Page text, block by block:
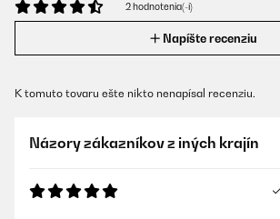
2 hodnotenia(-í)
Napíšte recenziu
K tomuto tovaru ešte nikto nenapísal recenziu.
Názory zákazníkov z iných krajín